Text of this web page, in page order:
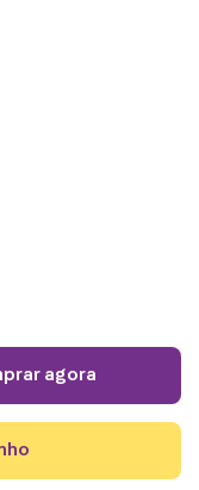
agora